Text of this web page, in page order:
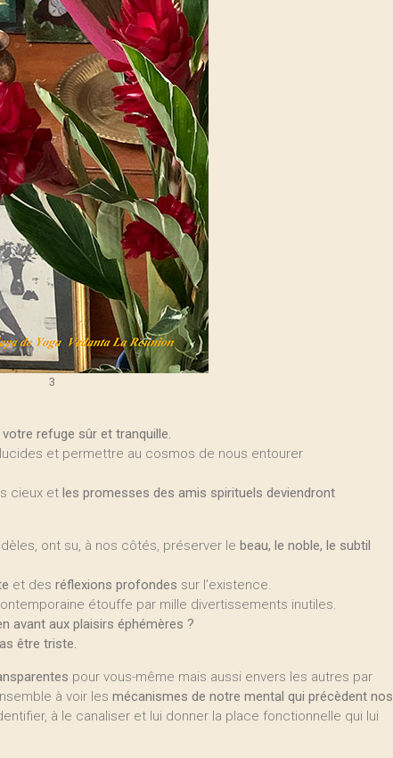
3
refuge sûr et tranquille.
et permettre au cosmos de nous entourer
cieux et les promesses des amis spirituels deviendront
ont su, à nos côtés, préserver le beau, le noble, le subtil
et des réflexions profondes sur l’existence.
étouffe par mille divertissements inutiles.
avant aux plaisirs éphémères ?
être triste.
pour vous-même mais aussi envers les autres par
à voir les mécanismes de notre mental qui précèdent nos
à le canaliser et lui donner la place fonctionnelle qui lui